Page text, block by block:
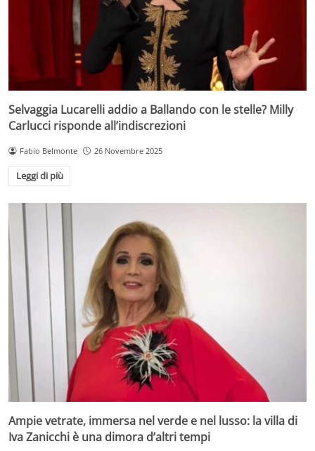
Selvaggia Lucarelli addio a Ballando con le stelle? Milly
Carlucci risponde all’indiscrezioni
Fabio Belmonte 26 Novembre 2025
Leggi di più
Ampie vetrate, immersa nel verde e nel lusso: la villa di
Iva Zanicchi è una dimora d’altri tempi